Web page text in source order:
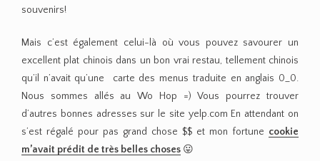
souvenirs!
Mais c’est également celui-là où vous pouvez savourer un
excellent plat chinois dans un bon vrai restau, tellement chinois
qu’il n’avait qu’une carte des menus traduite en anglais 0_0.
Nous sommes allés au Wo Hop =) Vous pourrez trouver
d’autres bonnes adresses sur le site yelp.com En attendant on
s’est régalé pour pas grand chose $$ et mon fortune cookie
m’avait prédit de très belles choses 😛